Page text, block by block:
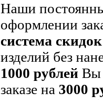
Наши
оформлении
система
изделий без
1000 рублей Вы
заказе на 3000